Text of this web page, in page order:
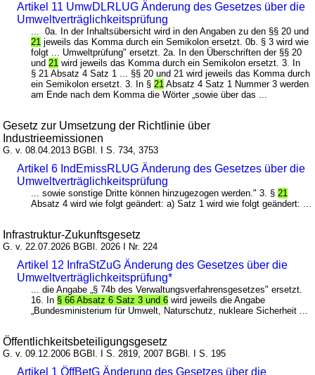
Artikel 11 UmwDLRLUG Änderung des Gesetzes über die
Umweltverträglichkeitsprüfung
... 0a. In der Inhaltsübersicht wird in den Angaben zu den §§ 20 und
21 jeweils das Komma durch ein Semikolon ersetzt. 0b. § 3 wird wie
folgt ... Umweltprüfung" ersetzt. 2a. In den Überschriften der §§ 20
und21 wird jeweils das Komma durch ein Semikolon ersetzt. 3. In
§ 21 Absatz 4 Satz 1 ... §§ 20 und 21 wird jeweils das Komma durch
ein Semikolon ersetzt. 3. In §21 Absatz 4 Satz 1 Nummer 3 werden
am Ende nach dem Komma die Wörter „sowie über das ...
Gesetz zur Umsetzung der Richtlinie über
Industrieemissionen
G. v. 08.04.2013 BGBl. I S. 734, 3753
Artikel 6 IndEmissRLUG Änderung des Gesetzes über die
Umweltverträglichkeitsprüfung
... sowie sonstige Dritte können hinzugezogen werden." 3. §21
Absatz 4 wird wie folgt geändert: a) Satz 1 wird wie folgt geändert: ...
Infrastruktur-Zukunftsgesetz
G. v. 22.07.2026 BGBl. 2026 I Nr. 224
Artikel 12 InfraStZuG Änderung des Gesetzes über die
Umweltverträglichkeitsprüfung*
... die Angabe „§ 74b des Verwaltungsverfahrensgesetzes" ersetzt.
16. In § 66 Absatz 6 Satz 3 und 6 wird jeweils die Angabe
„Bundesministerium für Umwelt, Naturschutz, nukleare Sicherheit ...
Öffentlichkeitsbeteiligungsgesetz
G. v. 09.12.2006 BGBl. I S. 2819, 2007 BGBl. I S. 195
Artikel 1 ÖffBetG Änderung des Gesetzes über die